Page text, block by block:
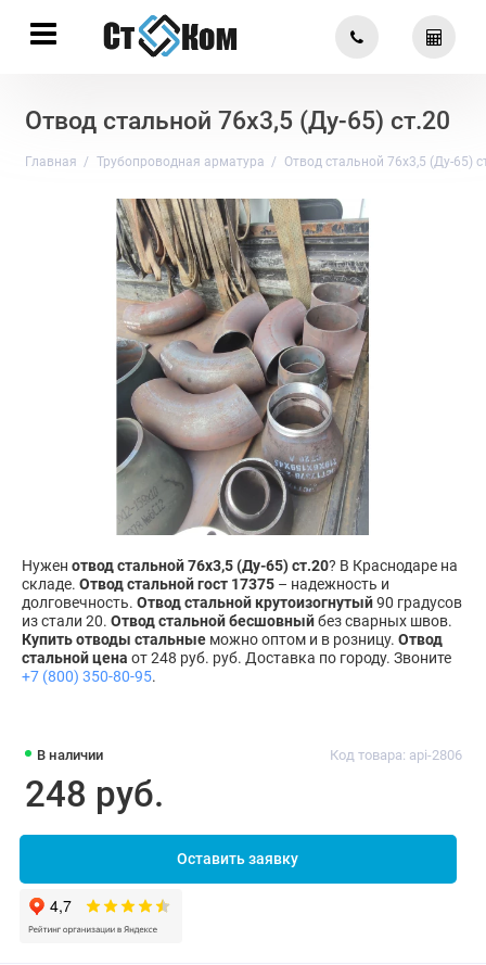
Отвод стальной 76х3,5 (Ду-65) ст.20
Главная Трубопроводная арматура Отвод стальной 76х3,5 (Ду-65)
В наличии Код товара: api-2806
248 руб.
Оставить заявку
Нужен отвод стальной 76х3,5 (Ду-65) ст.20? В Краснодаре на
складе. Отвод стальной гост 17375 – надежность и
долговечность. Отвод стальной крутоизогнутый90 градусов
из стали 20. Отвод стальной бесшовныйбез сварных швов.
Купить отводы стальные можно оптом и в розницу. Отвод
стальной цена от 248 руб. руб. Доставка по городу. Звоните
+7 (800) 350-80-95.